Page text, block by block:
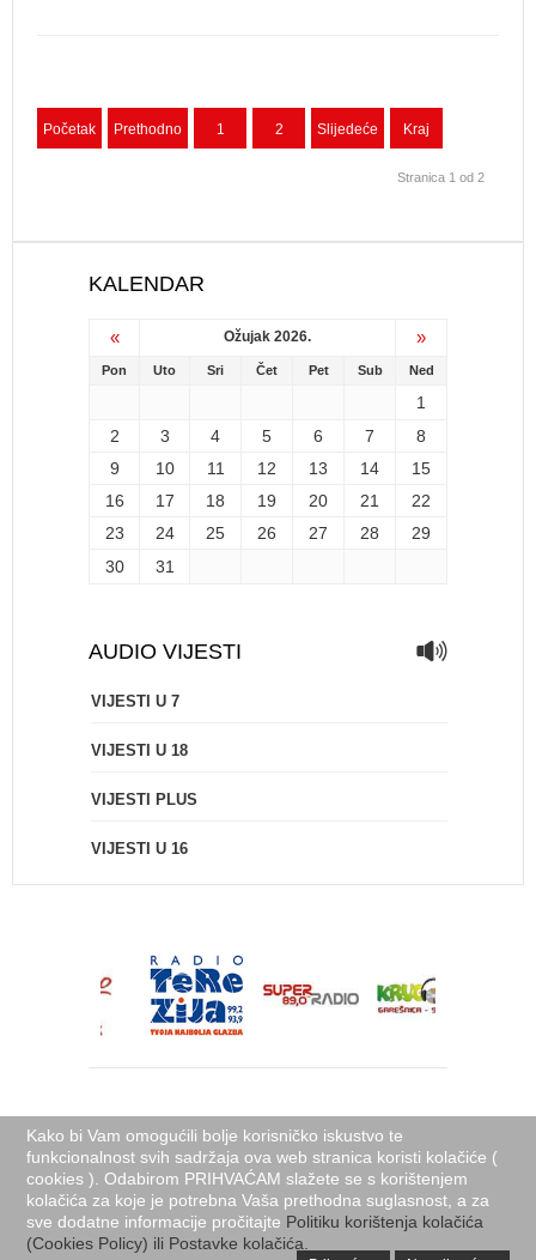
Početak Prethodno 1 2 Slijedeće Kraj
Stranica 1 od 2
KALENDAR
« Ožujak 2026. »
Pon Uto Sri Čet Pet Sub Ned
1
2
3 4 5 6 7
8
9
10 11 12 13 14
15
16
17 18 19 20 21
22
23
24 25 26 27 28
29
30
31
AUDIO VIJESTI
VIJESTI U 7
VIJESTI U 18
VIJESTI PLUS
VIJESTI U 16
Naslovnica Uvjeti korištenja O nama Kontakti
Izjava o privatnosti
Politika korištenja kolačića (Cookies Policy)
Powered byDomena.com
Kako bi Vam omogućili bolje korisničko iskustvo te
funkcionalnost svih sadržaja ova web stranica koristi kolačiće (
cookies ). Odabirom PRIHVAĆAM slažete se s korištenjem
kolačića za koje je potrebna Vaša prethodna suglasnost, a za
sve dodatne informacije pročitajte Politiku korištenja kolačića
(Cookies Policy) ili Postavke kolačića.